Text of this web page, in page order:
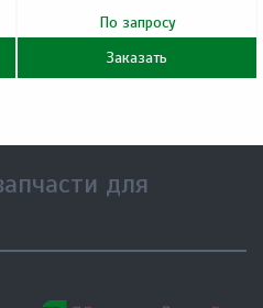
По запросу
Заказать
для